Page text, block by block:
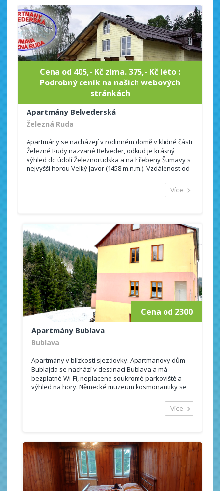
Cena od 405,- Kč zima. 375,- Kč léto :
Podrobný ceník na našich webových
stránkách
Apartmány Belvederská
Železná Ruda
Apartmány se nacházejí v rodinném domě v klidné části
Železné Rudy nazvané Belveder, odkud je krásný
výhled do údolí Železnorudska a na hřebeny Šumavy s
nejvyšší horou Velký Javor (1458 m.n.m.). Vzdálenost od
Více
Cena od 2300
Apartmány Bublava
Bublava
Apartmány v blízkosti sjezdovky. Apartmanovy dům
Bublajda se nachází v destinaci Bublava a má
bezplatné Wi-Fi, neplacené soukromé parkoviště a
výhled na hory. Německé muzeum kosmonautiky se
Více